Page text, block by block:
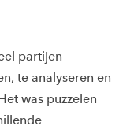
partijen
te analyseren en
was puzzelen